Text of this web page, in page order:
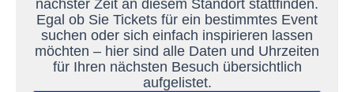
nächster Zeit an diesem Standort stattfinden.
Egal ob Sie Tickets für ein bestimmtes Event
suchen oder sich einfach inspirieren lassen
möchten – hier sind alle Daten und Uhrzeiten
für Ihren nächsten Besuch übersichtlich
aufgelistet.